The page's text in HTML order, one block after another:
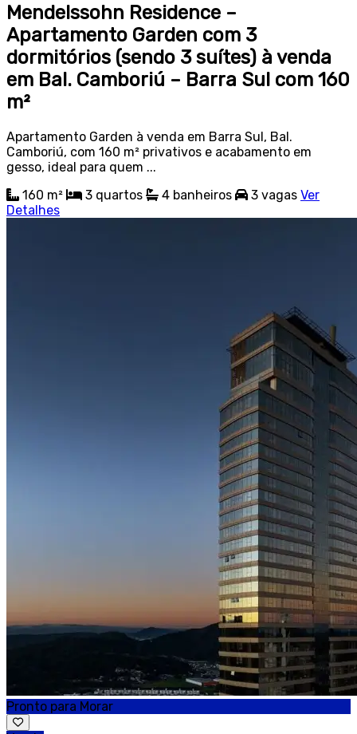
Mendelssohn Residence –
Apartamento Garden com 3
dormitórios (sendo 3 suítes) à venda
em Bal. Camboriú – Barra Sul com 160
m²
Apartamento Garden à venda em Barra Sul, Bal.
Camboriú, com 160 m² privativos e acabamento em
gesso, ideal para quem ...
160 m²
3 quartos 4 banheiros 3 vagas Ver
Detalhes
Pronto para Morar